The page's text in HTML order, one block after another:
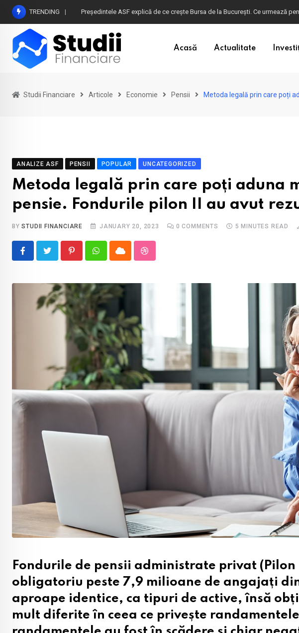
Skip
content
TRENDING Atenție la plățile în euro din timpul vacanței în Bulgaria. Dacă în România
Acasă Actualitate
Studii Financiare Articole Economie Pensii Metoda legală prin care poți
ANALIZE ASF PENSII POPULAR UNCATEGORIZED
Metoda legală prin care poți aduna
pensie. Fondurile pilon II au avut
BYSTUDII FINANCIARE JANUARY 20, 2023 0 COMMENTS 5 MINUTES READ
PinterestWhatsappCloud StumbleUpon
Fondurile de pensii administrate privat
obligatoriu peste 7,9 milioane de angajați
aproape identice, ca tipuri de active, însă
mult diferite în ceea ce privește